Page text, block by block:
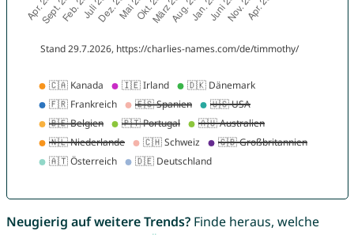
Neugierig auf weitere Trends?Finde heraus, welche